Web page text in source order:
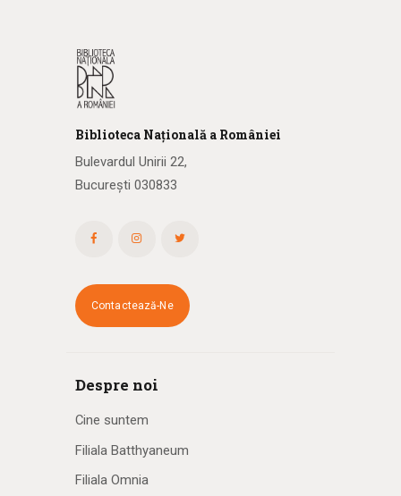
Biblioteca Națională a României
Bulevardul Unirii 22,
București 030833
Contactează-Ne
Despre noi
Cine suntem
Filiala Batthyaneum
Filiala Omnia